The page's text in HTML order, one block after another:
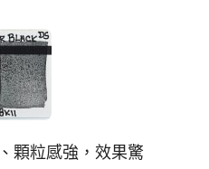
顆粒感強，效果驚